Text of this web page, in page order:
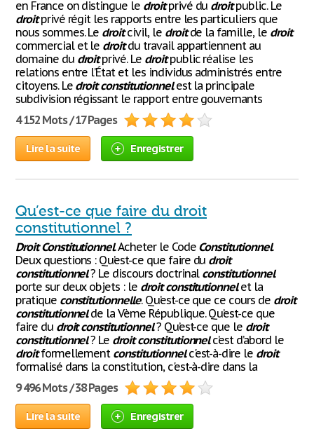
en France on distingue le droitprivé du droitpublic. Le
droitprivé régit les rapports entre les particuliers que
nous sommes. Le droitcivil, le droitde la famille, le droit
commercial et le droitdu travail appartiennent au
domaine du droitprivé. Le droitpublic réalise les
relations entre l’État et les individus administrés entre
citoyens. Le droit constitutionnelest la principale
subdivision régissant le rapport entre gouvernants
4 152 Mots / 17 Pages
Lire la suite Enregistrer
Qu’est-ce que faire du droit
constitutionnel ?
Droit Constitutionnel. Acheter le Code Constitutionnel.
Deux questions : Qu’est-ce que faire du droit
constitutionnel? Le discours doctrinal constitutionnel
porte sur deux objets : le droit constitutionnelet la
pratique constitutionnelle. Qu’est-ce que ce cours de droit
constitutionnelde la Vème République. Qu’est-ce que
faire du droit constitutionnel? Qu’est-ce que le droit
constitutionnel? Le droit constitutionnelc’est d’abord le
droitformellement constitutionnelc'est-à-dire le droit
formalisé dans la constitution, c'est-à-dire dans la
9 496 Mots / 38 Pages
Lire la suite Enregistrer